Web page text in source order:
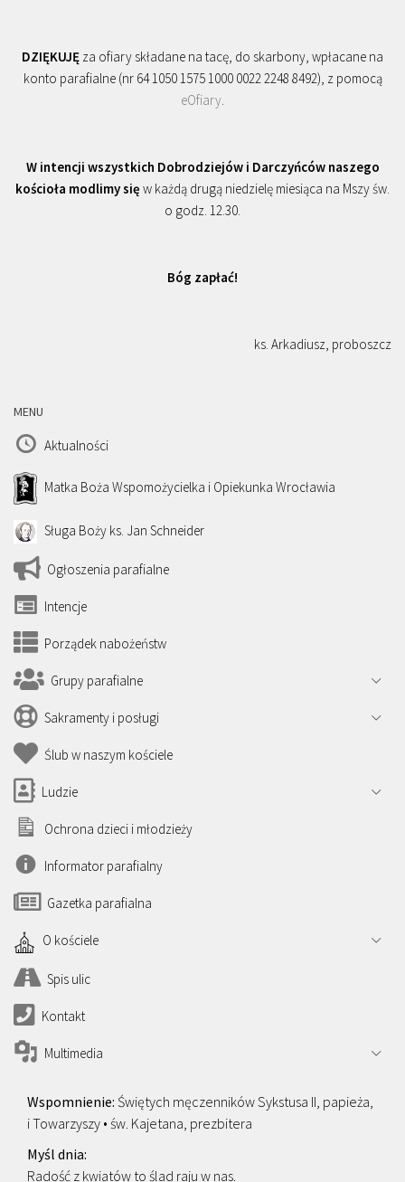
DZIĘKUJĘ za ofiary składane na tacę, do skarbony, wpłacane na
konto parafialne (nr 64 1050 1575 1000 0022 2248 8492), z pomocą
eOfiary
W intencji wszystkich Dobrodziejów i Darczyńców naszego
kościoła modlimy się w każdą drugą niedzielę miesiąca na Mszy św.
o godz. 12.30.
Bóg zapłać!
ks. Arkadiusz, proboszcz
MENU
Aktualności
Matka Boża Wspomożycielka i Opiekunka Wrocławia
Sługa Boży ks. Jan Schneider
Ogłoszenia parafialne
Intencje
Porządek nabożeństw
Grupy parafialne
Sakramenty i posługi
Ślub w naszym kościele
Ludzie
Ochrona dzieci i młodzieży
Informator parafialny
Gazetka parafialna
O kościele
Spis ulic
Kontakt
Multimedia
Świętych męczenników Sykstusa II, papieża,
i Towarzyszy • św. Kajetana, prezbitera
Radość z kwiatów to ślad raju w nas.